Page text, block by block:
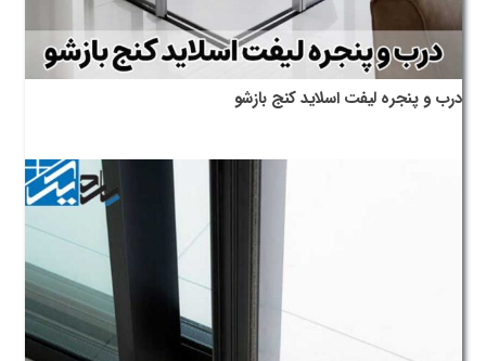
درب و پنجره لیفت اسلاید کنج بازشو